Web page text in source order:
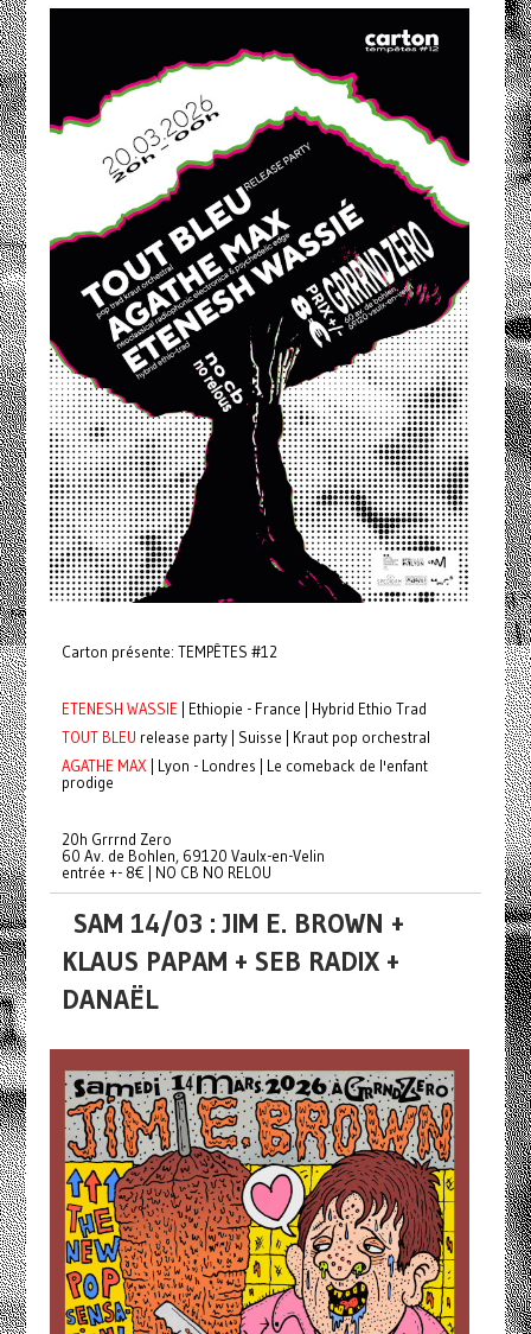
Carton présente: TEMPÊTES #12
ETENESH WASSIE | Ethiopie - France | Hybrid Ethio Trad
TOUT BLEU release party | Suisse | Kraut pop orchestral
AGATHE MAX | Lyon - Londres | Le comeback de l'enfant
prodige
20h Grrrnd Zero
60 Av. de Bohlen, 69120 Vaulx-en-Velin
entrée +- 8€ | NO CB NO RELOU
SAM 14/03 : JIM E. BROWN +
KLAUS PAPAM + SEB RADIX +
DANAËL